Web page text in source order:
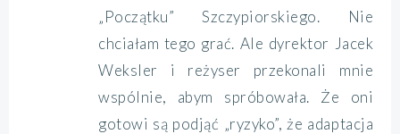
„Początku” Szczypiorskiego. Nie
chciałam tego grać. Ale dyrektor Jacek
Weksler i reżyser przekonali mnie
wspólnie, abym spróbowała. Że oni
gotowi są podjąć „ryzyko”, że adaptacja